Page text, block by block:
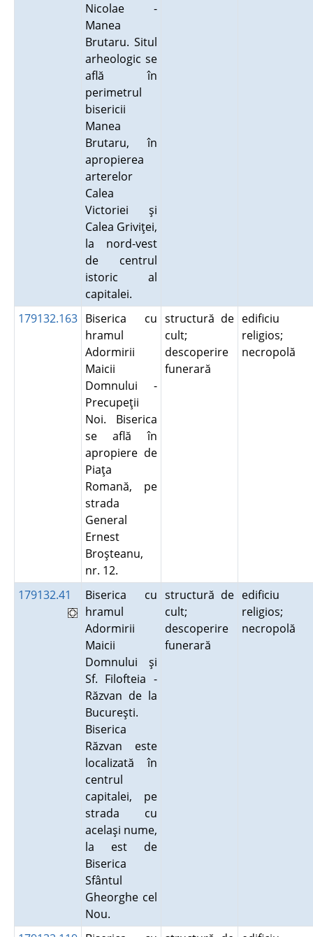
Nicolae -
Manea
Brutaru. Situl
arheologic se
află în
perimetrul
bisericii
Manea
Brutaru, în
apropierea
arterelor
Calea
Victoriei şi
Calea Griviţei,
la nord-vest
de centrul
istoric al
capitalei.
179132.163 Biserica cu
hramul
Adormirii
Maicii
Domnului -
Precupeţii
Noi. Biserica
se află în
apropiere de
Piaţa
Romană, pe
strada
General
Ernest
Broşteanu,
nr. 12.
structură de
cult;
descoperire
funerară
edificiu
religios;
necropolă
179132.41
Biserica cu
hramul
Adormirii
Maicii
Domnului şi
Sf. Filofteia -
Răzvan de la
Bucureşti.
Biserica
Răzvan este
localizată în
centrul
capitalei, pe
strada cu
acelaşi nume,
la est de
Biserica
Sfântul
Gheorghe cel
Nou.
structură de
cult;
descoperire
funerară
edificiu
religios;
necropolă